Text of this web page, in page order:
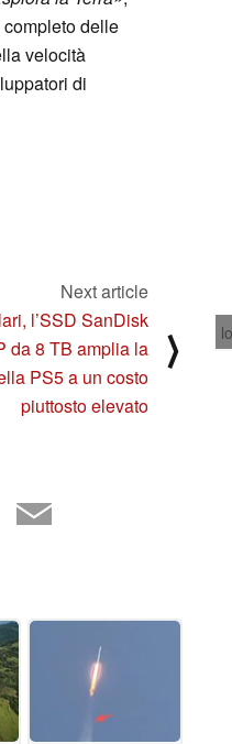
delle
velocità
di
Next article
l’SSD SanDisk
da 8 TB amplia la
PS5 a un costo
piuttosto elevato
⟩